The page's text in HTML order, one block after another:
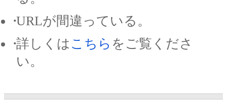
URLが間違っている。
詳しくは こちら をご覧くださ
い。